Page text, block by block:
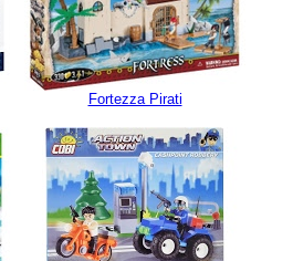
Fortezza Pirati